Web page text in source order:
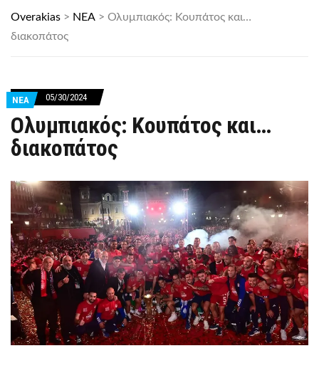
Overakias > ΝΕΑ > Ολυμπιακός: Κουπάτος και…
διακοπάτος
ΝΕΑ 05/30/2024
Ολυμπιακός: Κουπάτος και…
διακοπάτος